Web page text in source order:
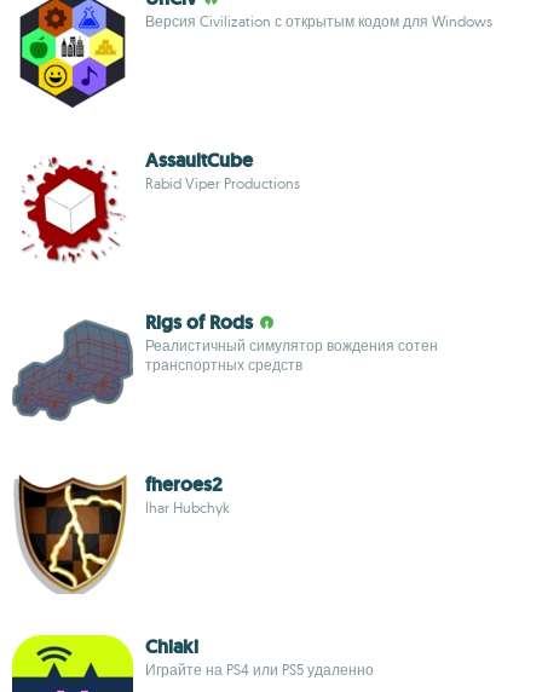
Версия Civilization с открытым кодом для Windows
AssaultCube
Rabid Viper Productions
Rigs of Rods
Реалистичный симулятор вождения сотен
транспортных средств
fheroes2
Ihar Hubchyk
Chiaki
Играйте на PS4 или PS5 удаленно